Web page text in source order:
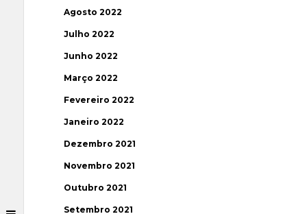
Agosto 2022
Julho 2022
Junho 2022
Março 2022
Fevereiro 2022
Janeiro 2022
Dezembro 2021
Novembro 2021
Outubro 2021
Setembro 2021